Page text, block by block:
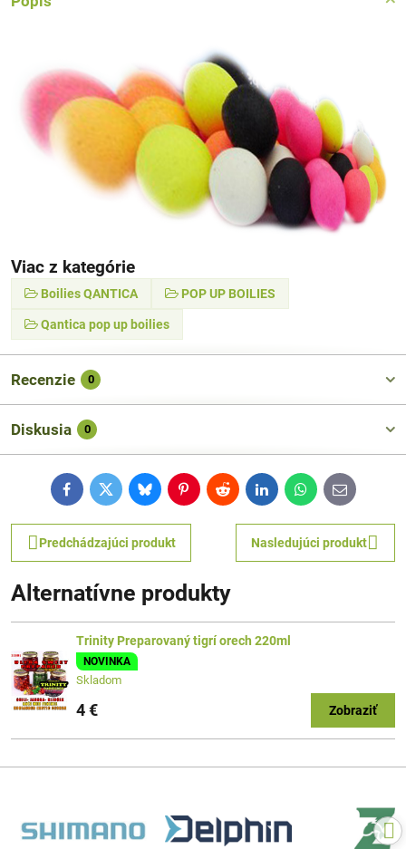
Viac z kategórie
Boilies QANTICA POP UP BOILIES
Qantica pop up boilies
Recenzie 0
Diskusia 0
FacebookTwitterBlueskyPinterestRedditLinkedInWhatsApp
E-
mail
Predchádzajúci produkt Nasledujúci produkt
Alternatívne produkty
Trinity Preparovaný tigrí orech 220ml
NOVINKA
Skladom
4 € Zobraziť